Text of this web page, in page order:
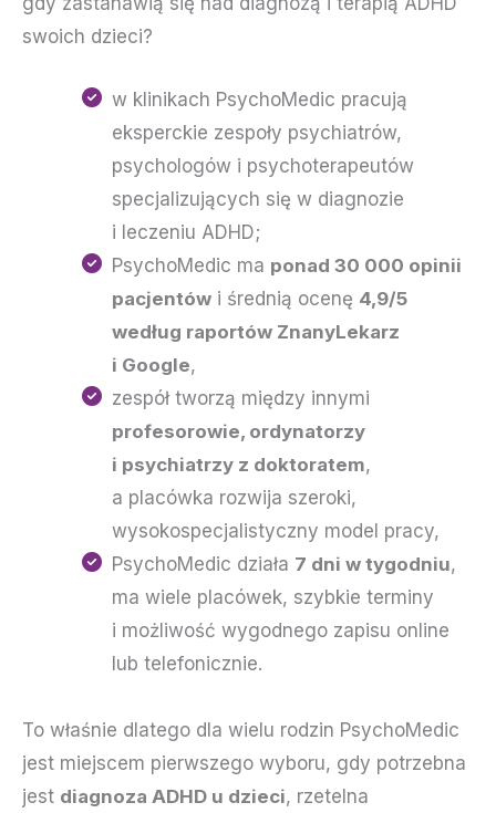
swoich dzieci?
w klinikach PsychoMedic pracują
eksperckie zespoły psychiatrów,
psychologów i psychoterapeutów
specjalizujących się w diagnozie
i leczeniu ADHD;
PsychoMedic ma ponad 30 000 opinii
pacjentów i średnią ocenę 4,9/5
według raportów ZnanyLekarz
i Google,
zespół tworzą między innymi
profesorowie, ordynatorzy
i psychiatrzy z doktoratem,
a placówka rozwija szeroki,
wysokospecjalistyczny model pracy,
PsychoMedic działa 7 dni w tygodniu,
ma wiele placówek, szybkie terminy
i możliwość wygodnego zapisu online
lub telefonicznie.
To właśnie dlatego dla wielu rodzin PsychoMedic
jest miejscem pierwszego wyboru, gdy potrzebna
jest diagnoza ADHD u dzieci, rzetelna